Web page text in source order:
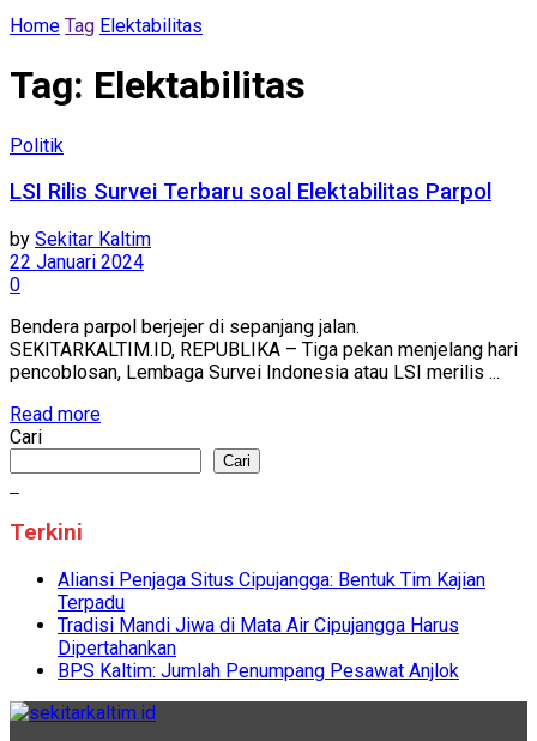
Home Tag Elektabilitas
Tag: Elektabilitas
Politik
LSI Rilis Survei Terbaru soal Elektabilitas Parpol
by Sekitar Kaltim
22 Januari 2024
0
Bendera parpol berjejer di sepanjang jalan.
SEKITARKALTIM.ID, REPUBLIKA – Tiga pekan menjelang hari
pencoblosan, Lembaga Survei Indonesia atau LSI merilis ...
Read more
Cari
Cari
Terkini
Aliansi Penjaga Situs Cipujangga: Bentuk Tim Kajian
Terpadu
Tradisi Mandi Jiwa di Mata Air Cipujangga Harus
Dipertahankan
BPS Kaltim: Jumlah Penumpang Pesawat Anjlok